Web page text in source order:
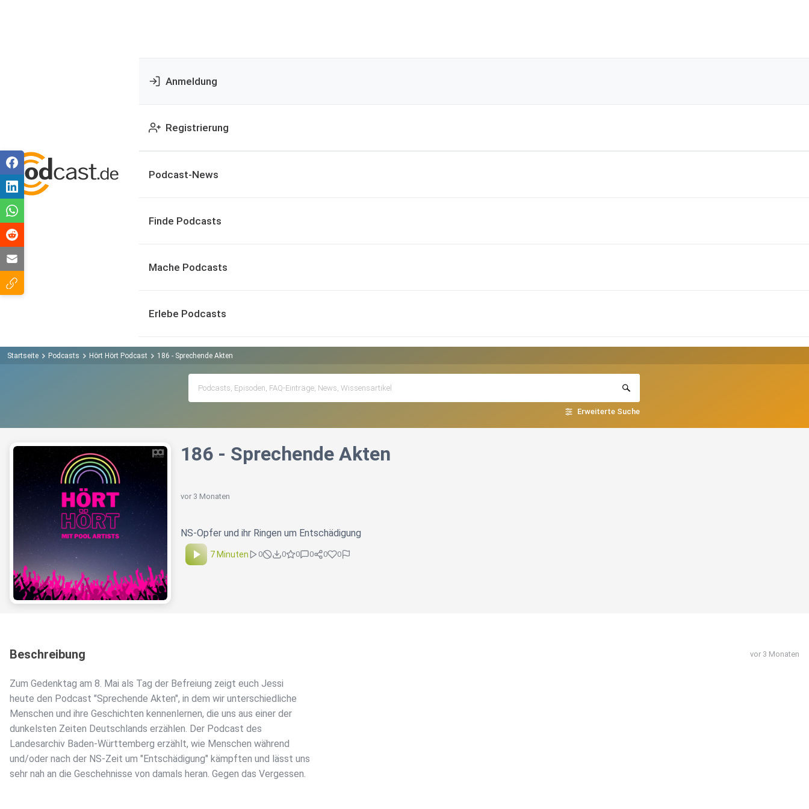
Anmeldung
Registrierung
Podcast-News
Finde Podcasts
Mache Podcasts
Erlebe Podcasts
Startseite Podcasts Hört Hört Podcast 186 - Sprechende Akten
Erweiterte Suche
186 - Sprechende Akten
vor 3 Monaten
NS-Opfer und ihr Ringen um Entschädigung
7 Minuten 0 0 0 0 0 0
Beschreibung vor 3 Monaten
Zum Gedenktag am 8. Mai als Tag der Befreiung zeigt euch Jessi
heute den Podcast "Sprechende Akten", in dem wir unterschiedliche
Menschen und ihre Geschichten kennenlernen, die uns aus einer der
dunkelsten Zeiten Deutschlands erzählen. Der Podcast des
Landesarchiv Baden-Württemberg erzählt, wie Menschen während
und/oder nach der NS-Zeit um "Entschädigung" kämpften und lässt uns
sehr nah an die Geschehnisse von damals heran. Gegen das Vergessen.